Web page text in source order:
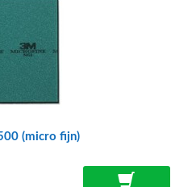
(micro fijn)